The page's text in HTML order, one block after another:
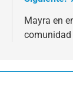
Mayra en